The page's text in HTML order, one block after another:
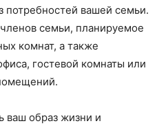
потребностей вашей семьи.
семьи, планируемое
комнат, а также
гостевой комнаты или
ваш образ жизни и